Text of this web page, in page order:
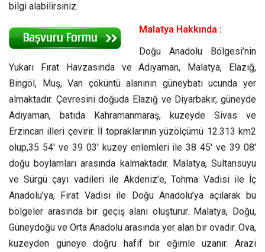
bilgi alabilirsiniz.
Malatya Hakkında :
Doğu Anadolu Bölgesi’nin
Yukarı Fırat Havzasında ve Adıyaman, Malatya, Elazığ,
Bingöl, Muş, Van çöküntü alanının güneybatı ucunda yer
almaktadır. Çevresini doğuda Elazığ ve Diyarbakır, güneyde
Adıyaman, batıda Kahramanmaraş, kuzeyde Sivas ve
Erzincan illeri çevirir. İl topraklarının yüzölçümü 12.313 km2
olup,35 54′ ve 39 03′ kuzey enlemleri ile 38 45′ ve 39 08′
doğu boylamları arasında kalmaktadır. Malatya, Sultansuyu
ve Sürgü çayı vadileri ile Akdeniz’e, Tohma Vadisi ile İç
Anadolu’ya, Fırat Vadisi ile Doğu Anadolu’ya açılarak bu
bölgeler arasında bir geçiş alanı oluşturur. Malatya, Doğu,
Güneydoğu ve Orta Anadolu arasında yer alan bir ovadır. Ova,
kuzeyden güneye doğru hafif bir eğimle uzanır. Arazi